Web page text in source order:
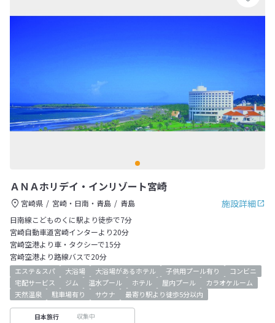
ＡＮＡホリデイ・インリゾート宮崎
施設詳細
宮崎県 宮崎・日南・青島
青島
日南線こどものくに駅より徒歩で7分
宮崎自動車道宮崎インターより20分
宮崎空港より車・タクシーで15分
宮崎空港より路線バスで20分
エステ＆スパ 大浴場 大浴場があるホテル 子供用プール有り
コンビニ
宅配サービス
ジム 温水プール ホテル 屋内プール
カラオケルーム
天然温泉
駐車場有り サウナ 最寄り駅より徒歩5分以内
日本旅行 収集中